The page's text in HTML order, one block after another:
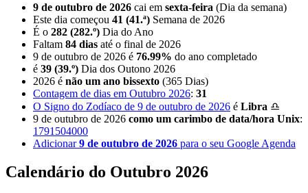
9 de outubro de 2026 cai em sexta-feira (Dia da semana)
Este dia começou 41 (41.ª) Semana de 2026
É o 282 (282.º) Dia do Ano
Faltam 84 dias até o final de 2026
9 de outubro de 2026 é 76.99% do ano completado
é 39 (39.º) Dia dos Outono 2026
2026 é não um ano bissexto (365 Dias)
Contagem de dias em Outubro 2026: 31
O Signo do Zodíaco de 9 de outubro de 2026 é Libra ♎
9 de outubro de 2026 como um carimbo de data/hora Unix:
1791504000
Adicionar9 de outubro de 2026 para o seu Google Agenda
Calendário do Outubro 2026